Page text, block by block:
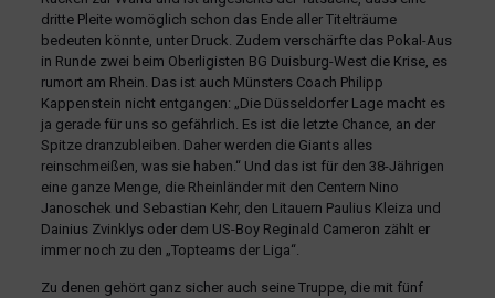
dritte Pleite womöglich schon das Ende aller Titelträume
bedeuten könnte, unter Druck. Zudem verschärfte das Pokal-Aus
in Runde zwei beim Oberligisten BG Duisburg-West die Krise, es
rumort am Rhein. Das ist auch Münsters Coach Philipp
Kappenstein nicht entgangen: „Die Düsseldorfer Lage macht es
ja gerade für uns so gefährlich. Es ist die letzte Chance, an der
Spitze dranzubleiben. Daher werden die Giants alles
reinschmeißen, was sie haben.“ Und das ist für den 38-Jährigen
eine ganze Menge, die Rheinländer mit den Centern Nino
Janoschek und Sebastian Kehr, den Litauern Paulius Kleiza und
Dainius Zvinklys oder dem US-Boy Reginald Cameron zählt er
immer noch zu den „Topteams der Liga“.
Zu denen gehört ganz sicher auch seine Truppe, die mit fünf